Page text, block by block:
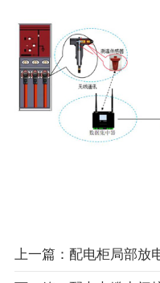
上一篇：配电柜局部放